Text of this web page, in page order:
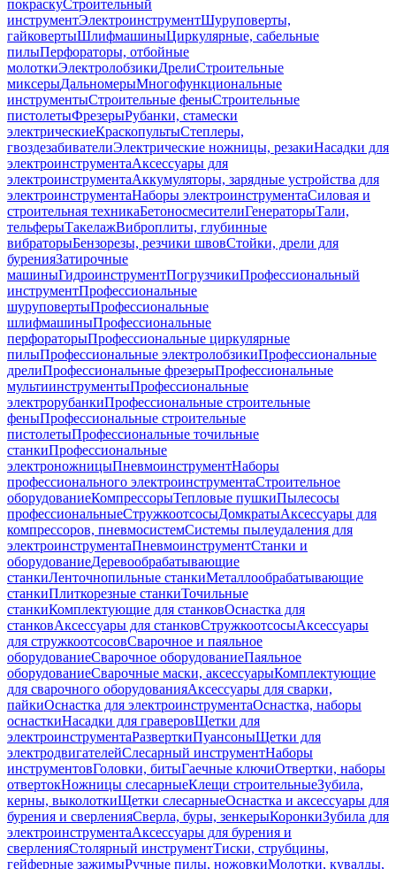
покраскуСтроительный
инструментЭлектроинструментШуруповерты,
гайковертыШлифмашиныЦиркулярные, сабельные
пилыПерфораторы, отбойные
молоткиЭлектролобзикиДрелиСтроительные
миксерыДальномерыМногофункциональные
инструментыСтроительные феныСтроительные
пистолетыФрезерыРубанки, стамески
электрическиеКраскопультыСтеплеры,
гвоздезабивателиЭлектрические ножницы, резакиНасадки для
электроинструментаАксессуары для
электроинструментаАккумуляторы, зарядные устройства для
электроинструментаНаборы электроинструментаСиловая и
строительная техникаБетоносмесителиГенераторыТали,
тельферыТакелажВиброплиты, глубинные
вибраторыБензорезы, резчики швовСтойки, дрели для
буренияЗатирочные
машиныГидроинструментПогрузчикиПрофессиональный
инструментПрофессиональные
шуруповертыПрофессиональные
шлифмашиныПрофессиональные
перфораторыПрофессиональные циркулярные
пилыПрофессиональные электролобзикиПрофессиональные
дрелиПрофессиональные фрезерыПрофессиональные
мультиинструментыПрофессиональные
электрорубанкиПрофессиональные строительные
феныПрофессиональные строительные
пистолетыПрофессиональные точильные
станкиПрофессиональные
электроножницыПневмоинструментНаборы
профессионального электроинструментаСтроительное
оборудованиеКомпрессорыТепловые пушкиПылесосы
профессиональныеСтружкоотсосыДомкратыАксессуары для
компрессоров, пневмосистемСистемы пылеудаления для
электроинструментаПневмоинструментСтанки и
оборудованиеДеревообрабатывающие
станкиЛенточнопильные станкиМеталлообрабатывающие
станкиПлиткорезные станкиТочильные
станкиКомплектующие для станковОснастка для
станковАксессуары для станковСтружкоотсосыАксессуары
для стружкоотсосовСварочное и паяльное
оборудованиеСварочное оборудованиеПаяльное
оборудованиеСварочные маски, аксессуарыКомплектующие
для сварочного оборудованияАксессуары для сварки,
пайкиОснастка для электроинструментаОснастка, наборы
оснасткиНасадки для граверовЩетки для
электроинструментаРазверткиПуансоныЩетки для
электродвигателейСлесарный инструментНаборы
инструментовГоловки, битыГаечные ключиОтвертки, наборы
отвертокНожницы слесарныеКлещи строительныеЗубила,
керны, выколоткиЩетки слесарныеОснастка и аксессуары для
бурения и сверленияСверла, буры, зенкерыКоронкиЗубила для
электроинструментаАксессуары для бурения и
сверленияСтолярный инструментТиски, струбцины,
гейферные зажимыРучные пилы, ножовкиМолотки, кувалды,